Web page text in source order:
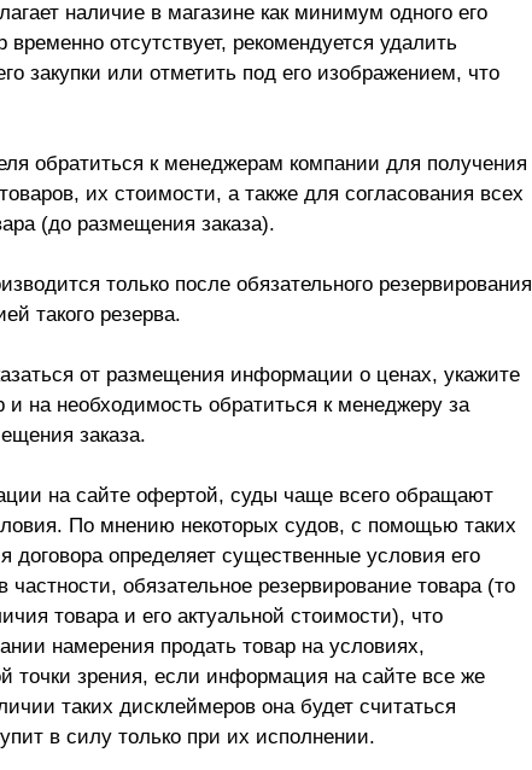
наличие в магазине как минимум одного его
отсутствует, рекомендуется удалить
закупки или отметить под его изображением, что
обратиться к менеджерам компании для получения
их стоимости, а также для согласования всех
(до размещения заказа).
только после обязательного резервирования
такого резерва.
от размещения информации о ценах, укажите
и на необходимость обратиться к менеджеру за
заказа.
на сайте офертой, суды чаще всего обращают
По мнению некоторых судов, с помощью таких
договора определяет существенные условия его
обязательное резервирование товара (то
товара и его актуальной стоимости), что
намерения продать товар на условиях,
точки зрения, если информация на сайте все же
таких дисклеймеров она будет считаться
в силу только при их исполнении.